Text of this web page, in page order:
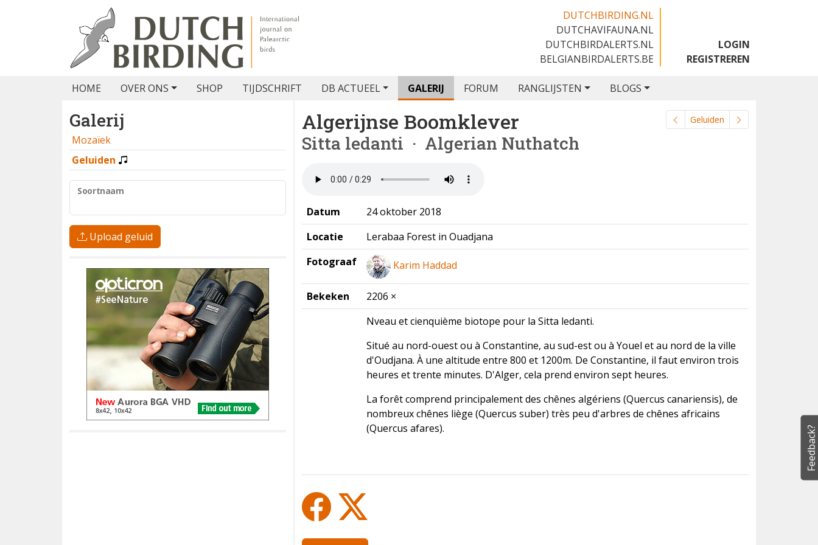
DUTCHBIRDING.NL
DUTCHAVIFAUNA.NL
DUTCHBIRDALERTS.NL
BELGIANBIRDALERTS.BE
LOGIN
REGISTREREN
HOME OVER ONS SHOP TIJDSCHRIFT DB ACTUEEL GALERIJ FORUM RANGLIJSTEN BLOGS
Galerij
Mozaïek
Geluiden
Soortnaam
Upload geluid
Algerijnse Boomklever
Sitta ledanti · Algerian Nuthatch
Geluiden
Datum
24 oktober 2018
Locatie
Lerabaa Forest in Ouadjana
Fotograaf
Karim Haddad
Bekeken
2206 ×
Nveau et cienquième biotope pour la Sitta ledanti.
Situé au nord-ouest ou à Constantine, au sud-est ou à Youel et au nord de la ville
d'Oudjana. À une altitude entre 800 et 1200m. De Constantine, il faut environ trois
heures et trente minutes. D'Alger, cela prend environ sept heures.
La forêt comprend principalement des chênes algériens (Quercus canariensis), de
nombreux chênes liège (Quercus suber) très peu d'arbres de chênes africains
(Quercus afares).
Feedback?